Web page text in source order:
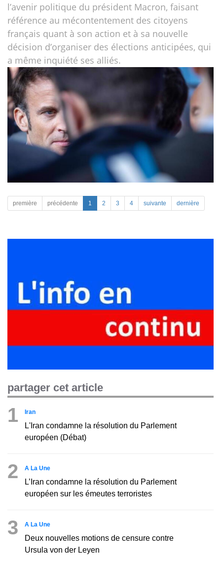
l’avenir politique du président Macron, faisant
référence au mécontentement des citoyens
français quant à son action et à sa nouvelle
décision d’organiser des élections anticipées, qui
a même inquiété ses alliés.
première précédente 1 2 3 4 suivante dernière
partager cet article
1 Iran
L'Iran condamne la résolution du Parlement
européen (Débat)
2 A La Une
L’Iran condamne la résolution du Parlement
européen sur les émeutes terroristes
3 A La Une
Deux nouvelles motions de censure contre
Ursula von der Leyen